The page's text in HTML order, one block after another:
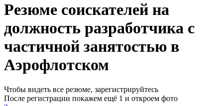
Резюме соискателей на
должность разработчика с
частичной занятостью в
Аэрофлотском
Чтобы видеть все резюме, зарегистрируйтесь
После регистрации покажем ещё 1 и откроем фото